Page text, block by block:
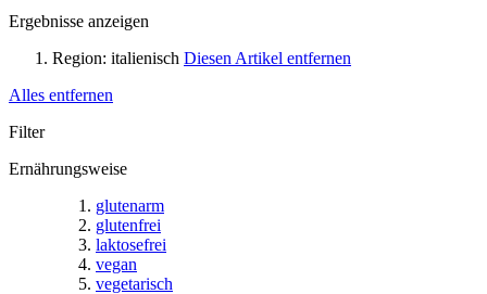
Ergebnisse anzeigen
Region: italienisch Diesen Artikel entfernen
Alles entfernen
Filter
Ernährungsweise
glutenarm
glutenfrei
laktosefrei
vegan
vegetarisch